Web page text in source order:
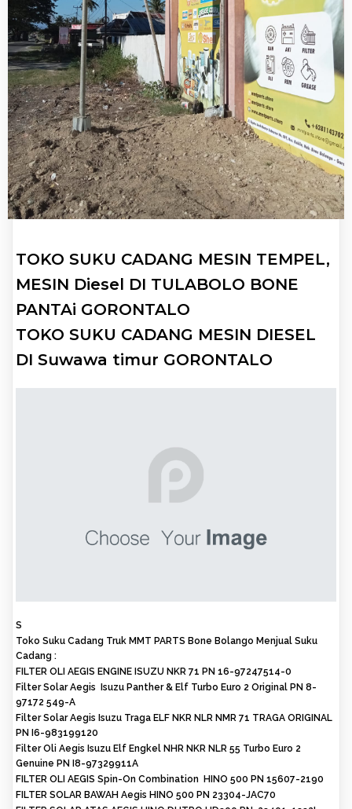
TOKO SUKU CADANG MESIN TEMPEL,
MESIN Diesel DI TULABOLO BONE
PANTAi GORONTALO
TOKO SUKU CADANG MESIN DIESEL
DI Suwawa timur GORONTALO
S
Toko Suku Cadang Truk MMT PARTS Bone Bolango Menjual Suku
Cadang :
FILTER OLI AEGIS ENGINE ISUZU NKR 71 PN 16-97247514-0
Filter Solar Aegis Isuzu Panther & Elf Turbo Euro 2 Original PN 8-
97172 549-A
Filter Solar Aegis Isuzu Traga ELF NKR NLR NMR 71 TRAGA ORIGINAL
PN I6-983199120
Filter Oli Aegis Isuzu Elf Engkel NHR NKR NLR 55 Turbo Euro 2
Genuine PN I8-97329911A
FILTER OLI AEGIS Spin-On Combination HINO 500 PN 15607-2190
FILTER SOLAR BAWAH Aegis HINO 500 PN 23304-JAC70